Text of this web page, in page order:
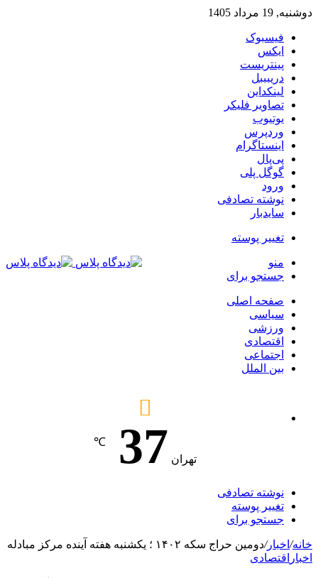
دوشنبه, 19 مرداد 1405
فیسبوک
ایکس
پینتریست
دریبببل
لینکداین
تصاویر فلیکر
یوتیوب
وردپرس
اینستاگرام
پی‌پال
گوگل پلی
ورود
نوشته تصادفی
سایدبار
تغییر پوسته
منو
جستجو برای
صفحه اصلی
سیاسی
ورزشی
اقتصادی
اجتماعی
بین الملل
تهران 37
℃
نوشته تصادفی
تغییر پوسته
جستجو برای
خانه/ اخبار/دومین حراج سکه ۱۴۰۲ ؛ یکشنبه هفته آینده مرکز مبادله
اخبار اقتصادی